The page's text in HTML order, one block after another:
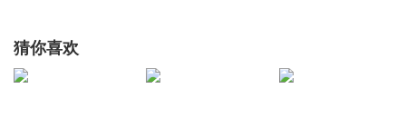
猜你喜欢